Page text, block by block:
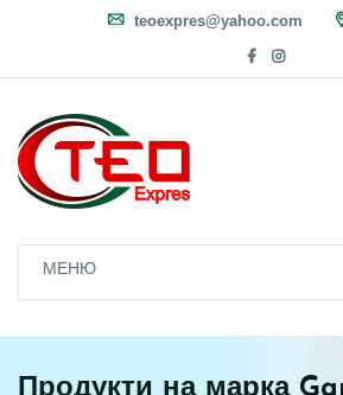
teoexpres@yahoo.com
МЕНЮ
Продукти на марка